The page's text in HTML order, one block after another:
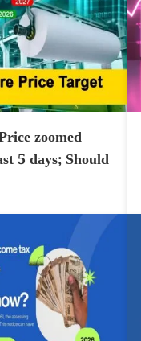
zoomed
5 days; Should